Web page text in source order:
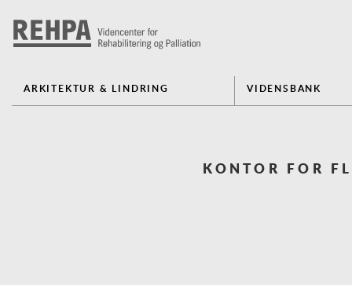
ARKITEKTUR & LINDRING VIDENSBANK
KONTOR FOR